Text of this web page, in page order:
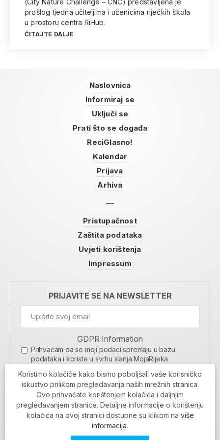
(City Nature Challenge – CNC) predstavljena je
prošlog tjedna učiteljima i učenicima riječkih škola
u prostoru centra RiHub.
ČITAJTE DALJE
Naslovnica
Informiraj se
Uključi se
Prati što se događa
ReciGlasno!
Kalendar
Prijava
Arhiva
Pristupačnost
Zaštita podataka
Uvjeti korištenja
Impressum
PRIJAVITE SE NA NEWSLETTER
GDPR Information
Prihvaćam da se moji podaci spremaju u bazu
podataka i koriste u svrhu slanja MojaRijeka
MOJARIJEKA NEWSLETTER
PRIJAVI SE
Koristimo kolačiće kako bismo poboljšali vaše korisničko
iskustvo prilikom pregledavanja naših mrežnih stranica.
Ovo prihvaćate korištenjem kolačića i daljnjim
pregledavanjem stranice. Detaljne informacije o korištenju
kolačića na ovoj stranici dostupne su klikom na više
informacija.